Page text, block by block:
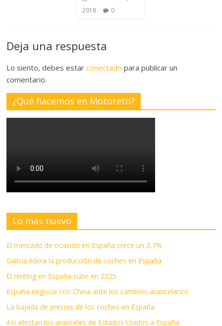
2018
0
Deja una respuesta
Lo siento, debes estarconectado para publicar un
comentario.
¿Qué hacemos en Motoreto?
Lo más nuevo
El mercado de ocasión en España crece un 3,7%
Galicia lidera la producción de coches en España
El renting en España sube en 2025
España negocia con China ante los cambios arancelarios
La bajada de precios de los coches en España
Así afectan los aranceles de Estados Unidos a España